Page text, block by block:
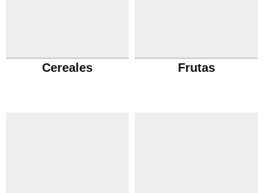
Cereales Frutas